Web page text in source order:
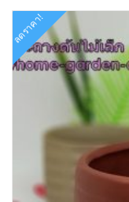
ลดราคา!